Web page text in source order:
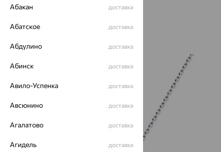
Абакан доставка
Абатское доставка
Абдулино доставка
Абинск доставка
Авило-Успенка доставка
Авсюнино доставка
Агалатово доставка
Агидель доставка